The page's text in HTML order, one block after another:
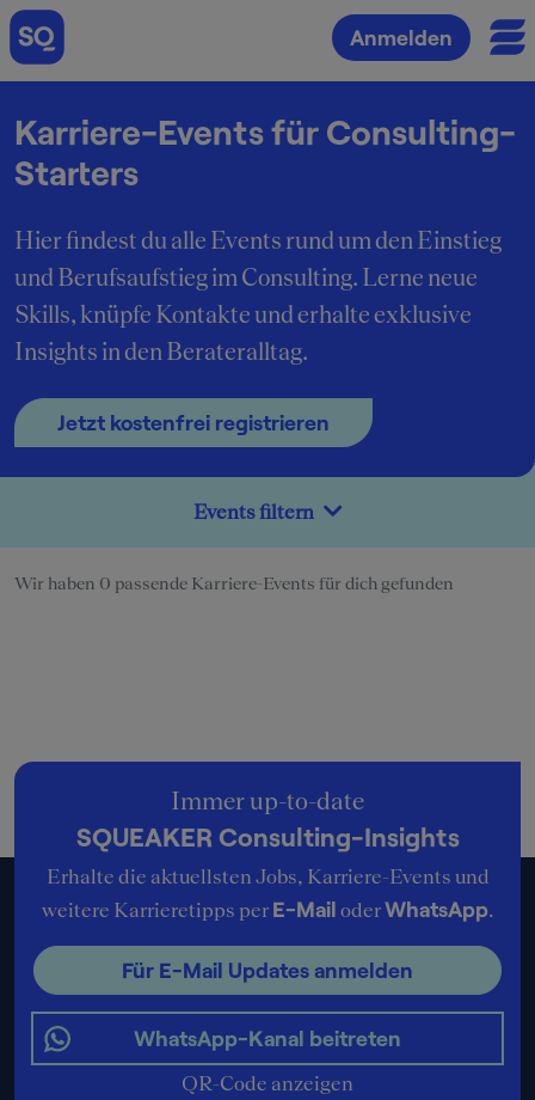
Anmelden
Karriere-Events für Consulting-
Starters
Hier findest du alle Events rund um den Einstieg
und Berufsaufstieg im Consulting. Lerne neue
Skills, knüpfe Kontakte und erhalte exklusive
Insights in den Berateralltag.
Jetzt kostenfrei registrieren
Events filtern
Wir haben 0 passende Karriere-Events für dich gefunden
Immer up-to-date
SQUEAKER Consulting-Insights
Erhalte die aktuellsten Jobs, Karriere-Events und
weitere Karrieretipps per E-Mail oderWhatsApp.
Für E-Mail Updates anmelden
WhatsApp-Kanal beitreten
QR-Code anzeigen